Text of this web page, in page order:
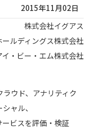
2015年11月02日
株式会社イグアス
ールディングス株式会社
イ・ビー・エム株式会社
ウド、アナリティク
ャル、
ビスを評価・検証